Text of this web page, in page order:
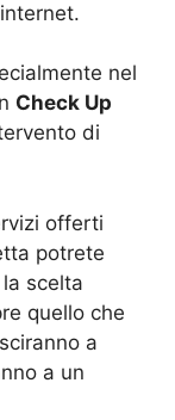
nel
Check Up
di
offerti
potrete
scelta
quello che
a
a un